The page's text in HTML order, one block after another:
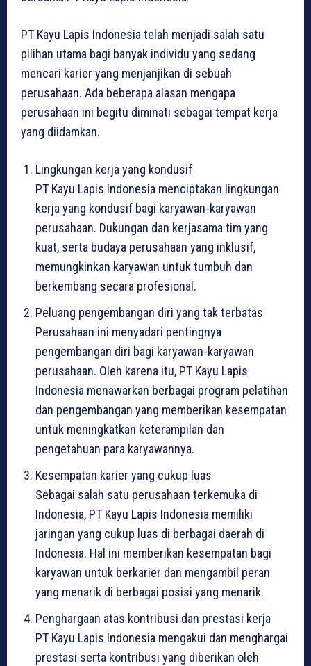
PT Kayu Lapis Indonesia telah menjadi salah satu
pilihan utama bagi banyak individu yang sedang
mencari karier yang menjanjikan di sebuah
perusahaan. Ada beberapa alasan mengapa
perusahaan ini begitu diminati sebagai tempat kerja
yang diidamkan.
Lingkungan kerja yang kondusif
PT Kayu Lapis Indonesia menciptakan lingkungan
kerja yang kondusif bagi karyawan-karyawan
perusahaan. Dukungan dan kerjasama tim yang
kuat, serta budaya perusahaan yang inklusif,
memungkinkan karyawan untuk tumbuh dan
berkembang secara profesional.
Peluang pengembangan diri yang tak terbatas
Perusahaan ini menyadari pentingnya
pengembangan diri bagi karyawan-karyawan
perusahaan. Oleh karena itu, PT Kayu Lapis
Indonesia menawarkan berbagai program pelatihan
dan pengembangan yang memberikan kesempatan
untuk meningkatkan keterampilan dan
pengetahuan para karyawannya.
Kesempatan karier yang cukup luas
Sebagai salah satu perusahaan terkemuka di
Indonesia, PT Kayu Lapis Indonesia memiliki
jaringan yang cukup luas di berbagai daerah di
Indonesia. Hal ini memberikan kesempatan bagi
karyawan untuk berkarier dan mengambil peran
yang menarik di berbagai posisi yang menarik.
Penghargaan atas kontribusi dan prestasi kerja
PT Kayu Lapis Indonesia mengakui dan menghargai
prestasi serta kontribusi yang diberikan oleh